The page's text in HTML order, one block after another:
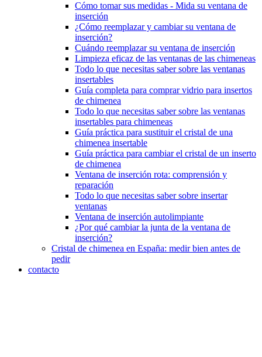
Cómo tomar sus medidas - Mida su ventana de
inserción
¿Cómo reemplazar y cambiar su ventana de
inserción?
Cuándo reemplazar su ventana de inserción
Limpieza eficaz de las ventanas de las chimeneas
Todo lo que necesitas saber sobre las ventanas
insertables
Guía completa para comprar vidrio para insertos
de chimenea
Todo lo que necesitas saber sobre las ventanas
insertables para chimeneas
Guía práctica para sustituir el cristal de una
chimenea insertable
Guía práctica para cambiar el cristal de un inserto
de chimenea
Ventana de inserción rota: comprensión y
reparación
Todo lo que necesitas saber sobre insertar
ventanas
Ventana de inserción autolimpiante
¿Por qué cambiar la junta de la ventana de
inserción?
Cristal de chimenea en España: medir bien antes de
pedir
contacto